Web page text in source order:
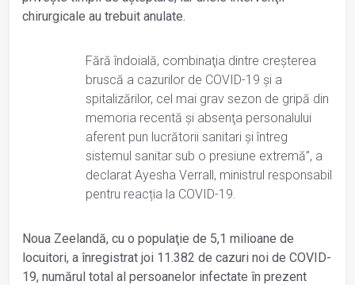
chirurgicale au trebuit anulate.
Fără îndoială, combinaţia dintre creşterea
bruscă a cazurilor de COVID-19 şi a
spitalizărilor, cel mai grav sezon de gripă din
memoria recentă şi absenţa personalului
aferent pun lucrătorii sanitari şi întreg
sistemul sanitar sub o presiune extremă”, a
declarat Ayesha Verrall, ministrul responsabil
pentru reacția la COVID-19.
Noua Zeelandă, cu o populaţie de 5,1 milioane de
locuitori, a înregistrat joi 11.382 de cazuri noi de COVID-
19, numărul total al persoanelor infectate în prezent